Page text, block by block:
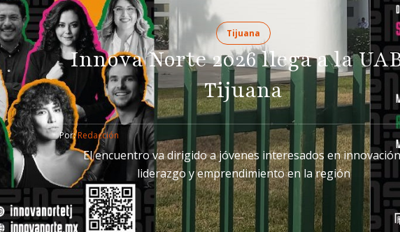
Tijuana
Innova Norte 2026 llega a la
Tijuana
Por: Redacción
El encuentro va dirigido a jóvenes interesados en
liderazgo y emprendimiento en la región